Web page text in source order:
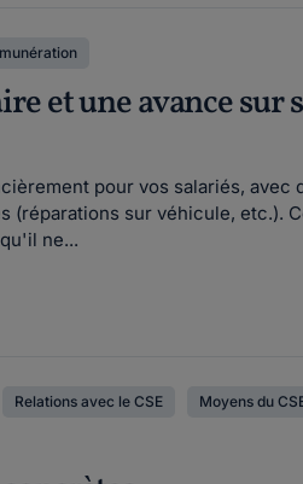
et une avance sur
pour vos salariés, avec
sur véhicule, etc.).
ne...
Relations avec le CSE Moyens du